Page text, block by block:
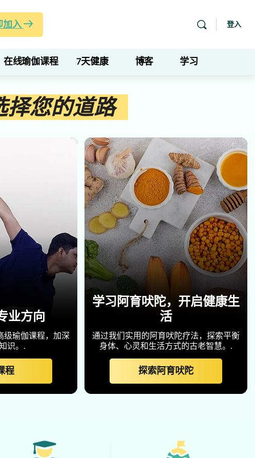
加入 登入
在线瑜伽课程 7天健康 博客 学习
择您的道路
业方向
级瑜伽课程，加深
识。.
程
学习阿育吠陀，开启健康生
活
通过我们实用的阿育吠陀疗法，探索平衡
身体、心灵和生活方式的古老智慧。.
探索阿育吠陀